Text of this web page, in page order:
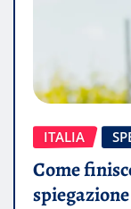
ITALIA
Come